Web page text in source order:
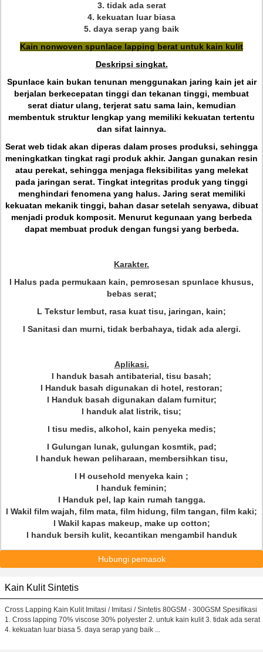
3. tidak ada serat
4. kekuatan luar biasa
5. daya serap yang baik
Kain nonwoven spunlace lapping berat untuk kain kulit
Deskripsi singkat.
Spunlace kain bukan tenunan menggunakan jaring kain jet air
berjalan berkecepatan tinggi dan tekanan tinggi, membuat
serat diatur ulang, terjerat satu sama lain, kemudian
membentuk struktur lengkap yang memiliki kekuatan tertentu
dan sifat lainnya.
Serat web tidak akan diperas dalam proses produksi, sehingga
meningkatkan tingkat ragi produk akhir. Jangan gunakan resin
atau perekat, sehingga menjaga fleksibilitas yang melekat
pada jaringan serat. Tingkat integritas produk yang tinggi
menghindari fenomena yang halus. Jaring serat memiliki
kekuatan mekanik tinggi, bahan dasar setelah senyawa, dibuat
menjadi produk komposit. Menurut kegunaan yang berbeda
dapat membuat produk dengan fungsi yang berbeda.
Karakter.
l Halus pada permukaan kain, pemrosesan spunlace khusus,
bebas serat;
L Tekstur lembut, rasa kuat tisu, jaringan, kain;
l Sanitasi dan murni, tidak berbahaya, tidak ada alergi.
Aplikasi.
l handuk basah antibaterial, tisu basah;
l Handuk basah digunakan di hotel, restoran;
l Handuk basah digunakan dalam furnitur;
l handuk alat listrik, tisu;
l tisu medis, alkohol, kain penyeka medis;
l Gulungan lunak, gulungan kosmtik, pad;
l handuk hewan peliharaan, membersihkan tisu,
l H ousehold menyeka kain ;
l handuk feminin;
l Handuk pel, lap kain rumah tangga.
l Wakil film wajah, film mata, film hidung, film tangan, film kaki;
l Wakil kapas makeup, make up cotton;
l handuk bersih kulit, kecantikan mengambil handuk
Hubungi pemasok
Kain Kulit Sintetis
Cross Lapping Kain Kulit Imitasi / Imitasi / Sintetis 80GSM - 300GSM Spesifikasi
1. Cross lapping 70% viscose 30% polyester 2. untuk kain kulit 3. tidak ada serat
4. kekuatan luar biasa 5. daya serap yang baik ...